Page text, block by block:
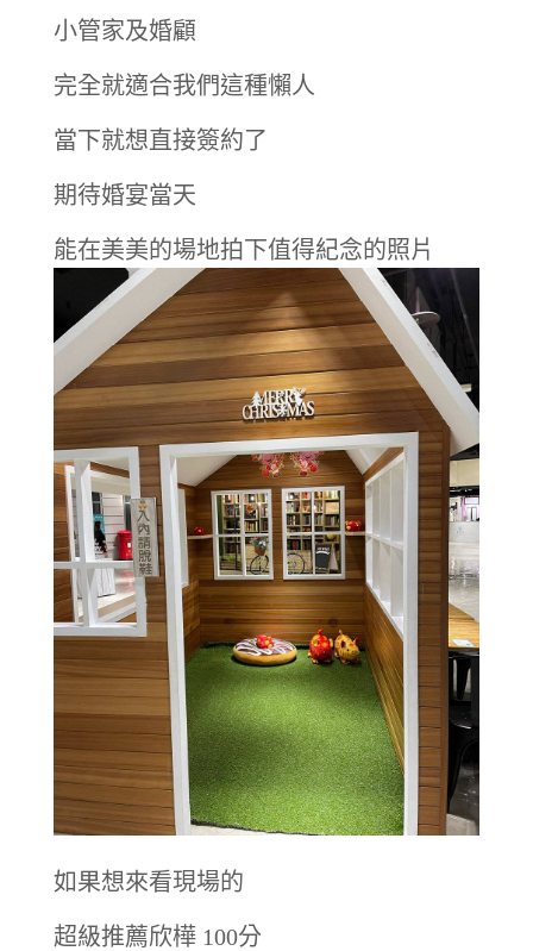
小管家及婚顧
完全就適合我們這種懶人
當下就想直接簽約了
期待婚宴當天
能在美美的場地拍下值得紀念的照片
如果想來看現場的
超級推薦欣樺 100分